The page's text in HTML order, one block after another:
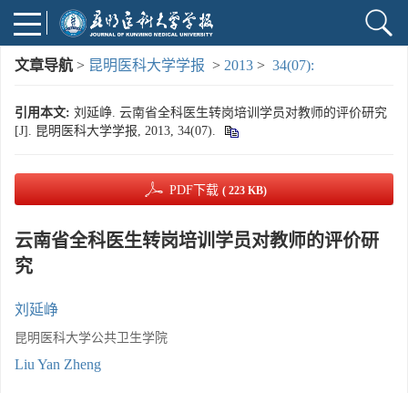
文章导航 > 昆明医科大学学报 > 2013 > 34(07):
引用本文: 刘延峥. 云南省全科医生转岗培训学员对教师的评价研究
[J]. 昆明医科大学学报, 2013, 34(07).
PDF下载 ( 223 KB)
云南省全科医生转岗培训学员对教师的评价研
究
刘延峥
昆明医科大学公共卫生学院
Liu Yan Zheng